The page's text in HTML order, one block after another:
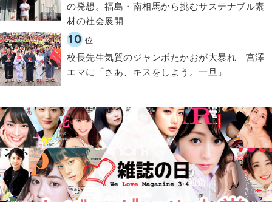
の発想。福島・南相馬から挑むサステナブル素
材の社会展開​
10 位
校長先生気質のジャンボたかおが大暴れ 宮澤
エマに「さあ、キスをしよう。一旦」